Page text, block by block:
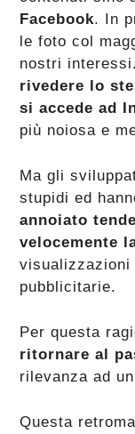
Facebook. In
le foto col
nostri
rivedere lo
si accede ad
più noiosa e
Ma gli
stupidi ed
annoiato
velocemente
visualizzazioni
pubblicitarie.
Per questa
ritornare al
rilevanza ad
Questa